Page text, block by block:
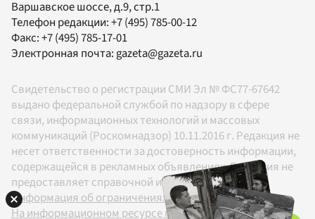
Варшавское шоссе, д.9, стр.1
Телефон редакции:+7 (495) 785-00-12
Факс:+7 (495) 785-17-01
Электронная почта:gazeta@gazeta.ru
Свидетельство о регистрации СМИ Эл № ФС77-67642
выдано федеральной службой по надзору в сфере
связи, информационных технологий и массовых
коммуникаций (Роскомнадзор) 10.11.2016 г. Редакция не
несет ответственности за достоверность информации,
содержащейся в рекламных объявлениях. Редакция не
предоставляет справочной информации.
Информация об ограничениях
На информационном ресурсе применяются